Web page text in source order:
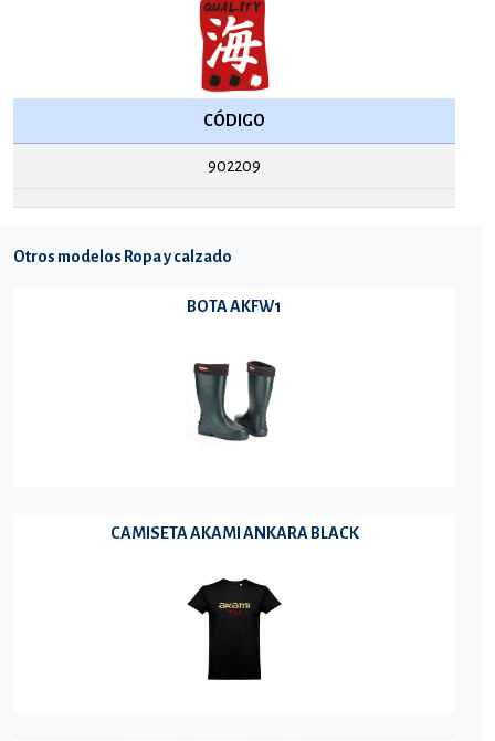
CÓDIGO
902209
Otros modelos Ropa y calzado
BOTA AKFW1
CAMISETA AKAMI ANKARA BLACK